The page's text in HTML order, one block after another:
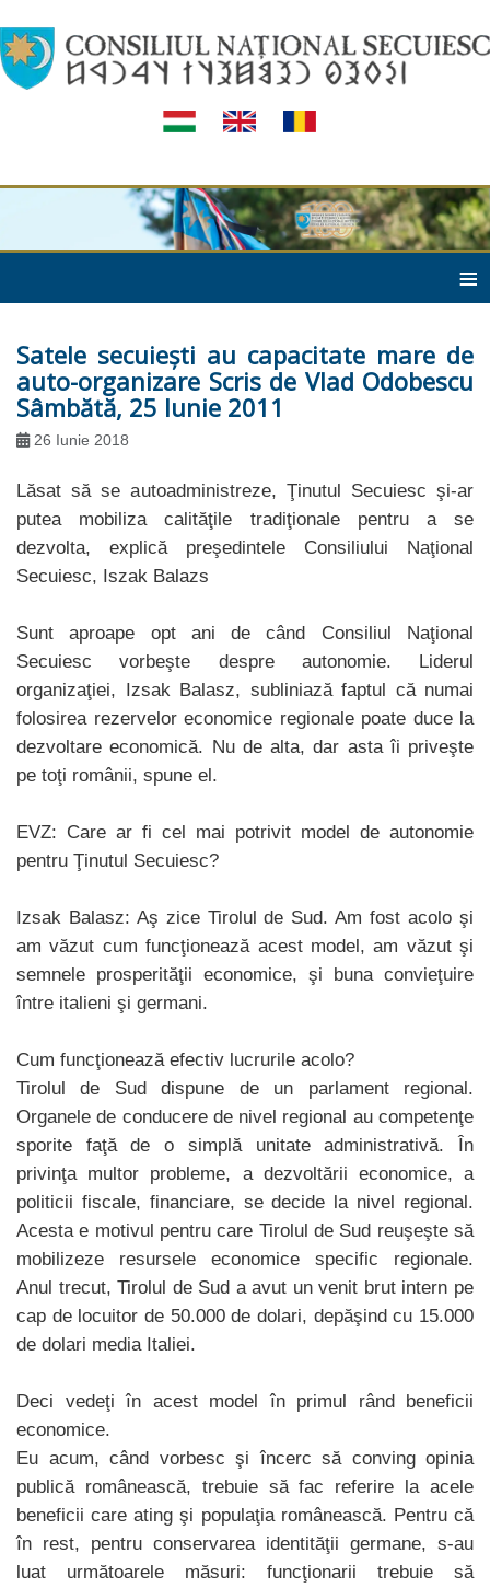
≡
Satele secuieşti au capacitate mare de
auto-organizare Scris de Vlad Odobescu
Sâmbătă, 25 Iunie 2011
26 Iunie 2018
Lăsat să se autoadministreze, Ţinutul Secuiesc şi-ar
putea mobiliza calităţile tradiţionale pentru a se
dezvolta, explică preşedintele Consiliului Naţional
Secuiesc, Iszak Balazs
Sunt aproape opt ani de când Consiliul Naţional
Secuiesc vorbeşte despre autonomie. Liderul
organizaţiei, Izsak Balasz, subliniază faptul că numai
folosirea rezervelor economice regionale poate duce la
dezvoltare economică. Nu de alta, dar asta îi priveşte
pe toţi românii, spune el.
EVZ: Care ar fi cel mai potrivit model de autonomie
pentru Ţinutul Secuiesc?
Izsak Balasz: Aş zice Tirolul de Sud. Am fost acolo şi
am văzut cum funcţionează acest model, am văzut şi
semnele prosperităţii economice, şi buna convieţuire
între italieni şi germani.
Cum funcţionează efectiv lucrurile acolo?
Tirolul de Sud dispune de un parlament regional.
Organele de conducere de nivel regional au competenţe
sporite faţă de o simplă unitate administrativă. În
privinţa multor probleme, a dezvoltării economice, a
politicii fiscale, financiare, se decide la nivel regional.
Acesta e motivul pentru care Tirolul de Sud reuşeşte să
mobilizeze resursele economice specific regionale.
Anul trecut, Tirolul de Sud a avut un venit brut intern pe
cap de locuitor de 50.000 de dolari, depăşind cu 15.000
de dolari media Italiei.
Deci vedeţi în acest model în primul rând beneficii
economice.
Eu acum, când vorbesc şi încerc să conving opinia
publică românească, trebuie să fac referire la acele
beneficii care ating şi populaţia românească. Pentru că
în rest, pentru conservarea identităţii germane, s-au
luat următoarele măsuri: funcţionarii trebuie să